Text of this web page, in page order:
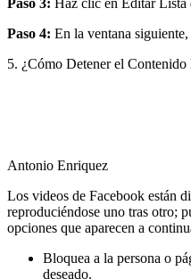
Paso 4: En la ventana
5. ¿Cómo Detener el
Antonio Enriquez
Los videos de Facebook están
reproduciéndose uno tras otro;
opciones que aparecen a
Bloquea a la persona o
deseado.